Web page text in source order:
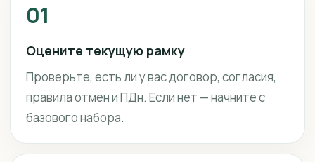
01
Оцените текущую рамку
Проверьте, есть ли у вас договор, согласия,
правила отмен и ПДн. Если нет — начните с
базового набора.